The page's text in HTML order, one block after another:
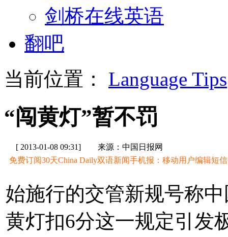
剑桥在线英语
翻吧
当前位置： Language Tips
“闯黄灯”暂不罚
[ 2013-01-08 09:31]
来源：中国日报网
免费订阅30天China Daily双语新闻手机报：移动用户编辑短信
始施行的交管新规号称
黄灯扣6分这一规定引发